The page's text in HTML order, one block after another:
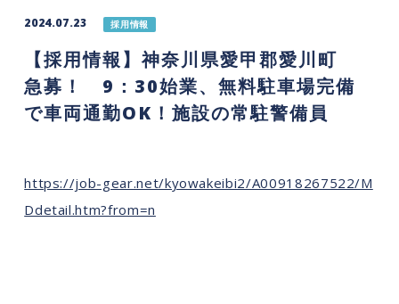
2024.07.23 採用情報
【採用情報】神奈川県愛甲郡愛川町
急募！ 9：30始業、無料駐車場完備
で車両通勤OK！施設の常駐警備員
https://job-gear.net/kyowakeibi2/A00918267522/M
Ddetail.htm?from=n